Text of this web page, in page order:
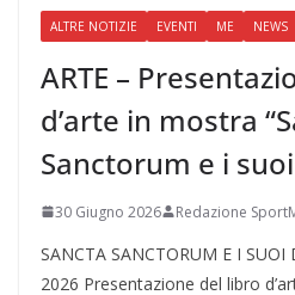
ALTRE NOTIZIE EVENTI ME NEWS
ARTE –
d’arte in mostra
Sanctorum e i
30 Giugno 2026 Redazione
SANCTA SANCTORUM E I
2026 Presentazione del libro